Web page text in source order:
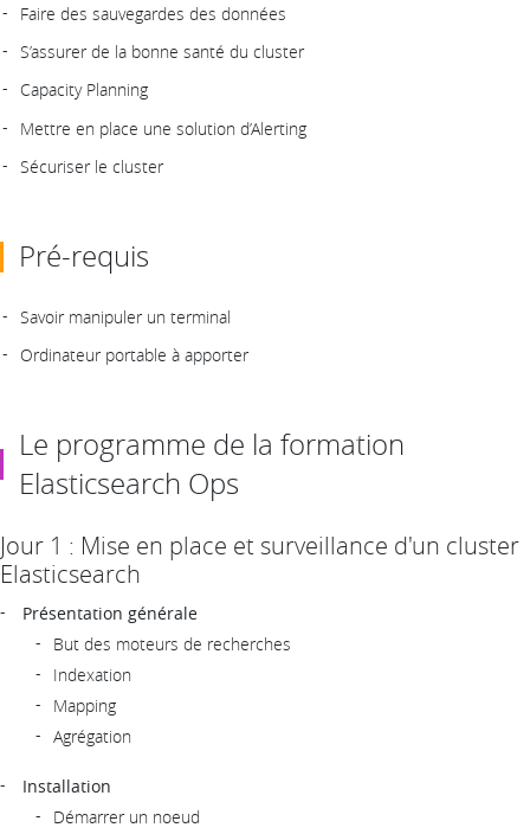
Faire des sauvegardes des données
S’assurer de la bonne santé du cluster
Capacity Planning
Mettre en place une solution d’Alerting
Sécuriser le cluster
Pré-requis
Savoir manipuler un terminal
Ordinateur portable à apporter
Le programme de la formation
Elasticsearch Ops
Jour 1 : Mise en place et surveillance d'un cluster
Elasticsearch
Présentation générale
But des moteurs de recherches
Indexation
Mapping
Agrégation
Installation
Démarrer un noeud